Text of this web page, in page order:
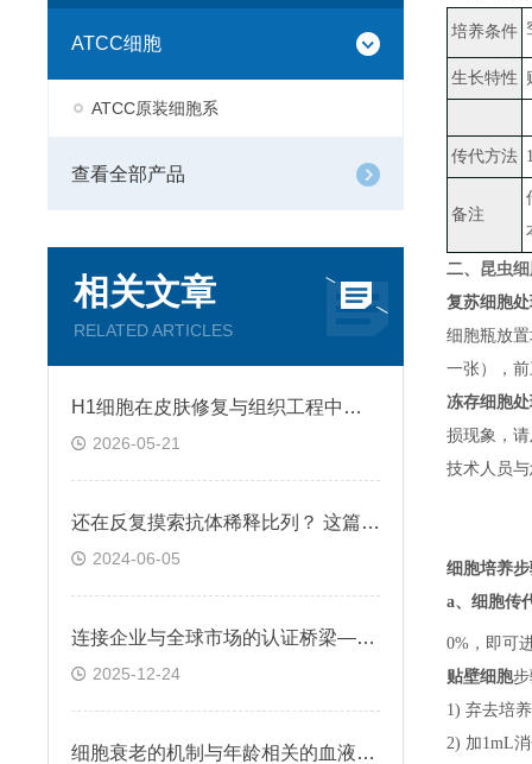
ATCC细胞
ATCC原装细胞系
查看全部产品
相关文章
RELATED ARTICLES
H1细胞在皮肤修复与组织工程中的应用前景
2026-05-21
还在反复摸索抗体稀释比列？ 这篇IHC秘籍快来收好！
2024-06-05
连接企业与全球市场的认证桥梁——ATCC细胞
2025-12-24
细胞衰老的机制与年龄相关的血液凝固有关
培养条件
生长特性
传代方法
备注
二、 昆虫
复苏细胞
细胞瓶放
一张）
，
冻存细胞
损现象，
技术人员
细胞培养
a、 细胞传
0%，即可
贴壁细胞
1) 弃去培
2) 加1mL